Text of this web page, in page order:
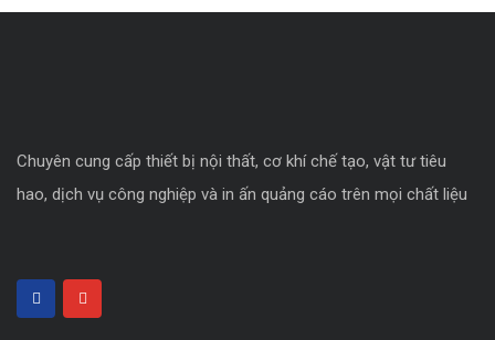
Chuyên cung cấp thiết bị nội thất, cơ khí chế tạo, vật tư tiêu
hao, dịch vụ công nghiệp và in ấn quảng cáo trên mọi chất liệu